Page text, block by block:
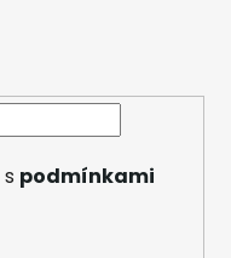
podmínkami